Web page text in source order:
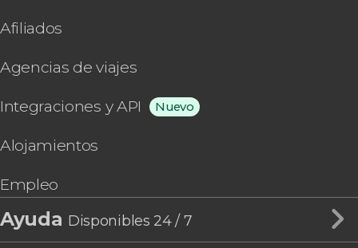
Afiliados
Agencias de viajes
Integraciones y API Nuevo
Alojamientos
Empleo
Ayuda Disponibles 24 / 7